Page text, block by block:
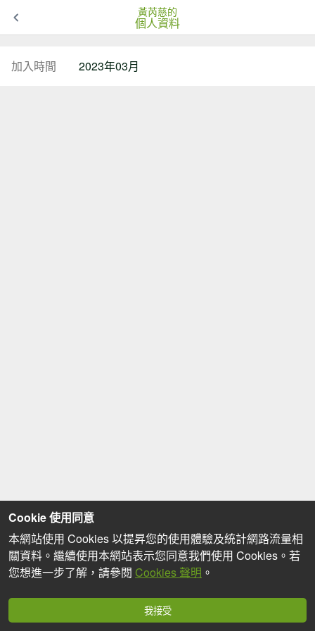
黃芮慈的
個人資料
加入時間 2023年03月
Cookie 使用同意
本網站使用 Cookies 以提昇您的使用體驗及統計網路流量相
關資料。繼續使用本網站表示您同意我們使用 Cookies。若
您想進一步了解，請參閱 Cookies 聲明 。
我接受